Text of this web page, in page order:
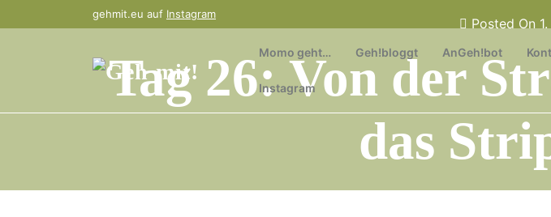
to
gehmit.eu auf Instagram
Momo geht… Geh!bloggt AnGeh!bot
Instagram
Posted On
Tag 26: Von der
das
philip